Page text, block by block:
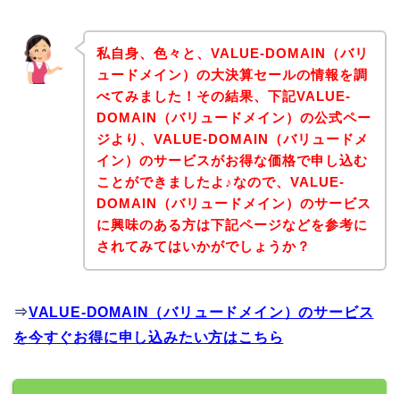
私自身、色々と、VALUE-DOMAIN（バリ
ュードメイン）の大決算セールの情報を調
べてみました！その結果、下記VALUE-
DOMAIN（バリュードメイン）の公式ペー
ジより、VALUE-DOMAIN（バリュードメ
イン）のサービスがお得な価格で申し込む
ことができましたよ♪なので、VALUE-
DOMAIN（バリュードメイン）のサービス
に興味のある方は下記ページなどを参考に
されてみてはいかがでしょうか？
⇒VALUE-DOMAIN（バリュードメイン）のサービス
を今すぐお得に申し込みたい方はこちら